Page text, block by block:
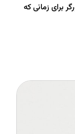
برای زمانی که